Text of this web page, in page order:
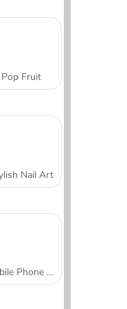
Pop Fruit
Nail Art
Mobile Phone Case Design & DIY